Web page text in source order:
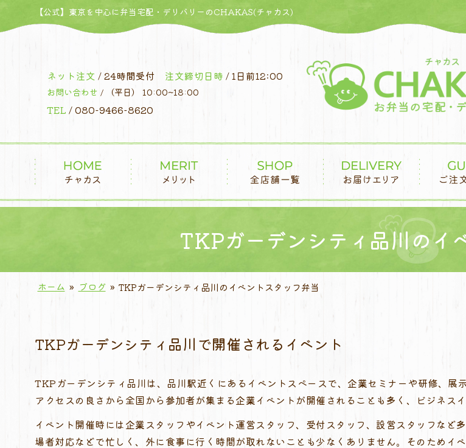
ッ
【公式】東京を中心に弁当宅配・デリバリーのCHAKAS(チャカス)
ネット注文 / 24時間受付 注文締切日時 / 1日前12:00
お問い合わせ / （平日） 10:00~18:00
TEL / 080-9466-8620
TKPガーデンシティ品川のイ
ホーム » ブログ » TKPガーデンシティ品川のイベントスタッフ弁当
TKPガーデンシティ品川で開催されるイベント
TKPガーデンシティ品川は、品川駅近くにあるイベントスペースで、企業セミナーや研修、
アクセスの良さから全国から参加者が集まる企業イベントが開催されることも多く、ビジネス
イベント開催時には企業スタッフやイベント運営スタッフ、受付スタッフ、設営スタッフな
場者対応などで忙しく、外に食事に行く時間が取れないことも少なくありません。そのため